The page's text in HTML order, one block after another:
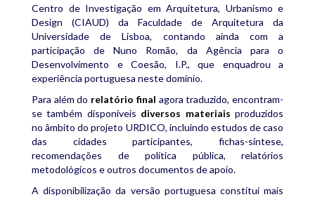
Centro de Investigação em Arquitetura, Urbanismo e
Design (CIAUD) da Faculdade de Arquitetura da
Universidade de Lisboa, contando ainda com a
participação de Nuno Romão, da Agência para o
Desenvolvimento e Coesão, I.P., que enquadrou a
experiência portuguesa neste domínio.
Para além do relatório final agora traduzido, encontram-
se também disponíveis diversos materiais produzidos
no âmbito do projeto URDICO, incluindo estudos de caso
das cidades participantes, fichas-síntese,
recomendações de política pública, relatórios
metodológicos e outros documentos de apoio.
A disponibilização da versão portuguesa constitui mais